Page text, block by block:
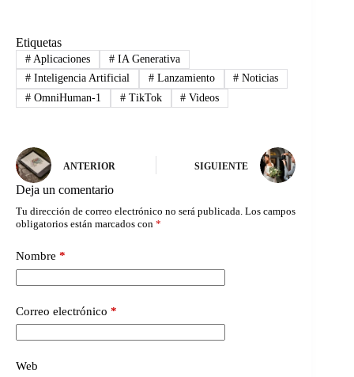
Etiquetas
#Aplicaciones #IA Generativa
#Inteligencia Artificial #Lanzamiento # Noticias
#OmniHuman-1 #TikTok # Videos
ANTERIOR SIGUIENTE
Deja un comentario
Tu dirección de correo electrónico no será publicada. Los campos
obligatorios están marcados con *
Nombre *
Correo electrónico *
Web